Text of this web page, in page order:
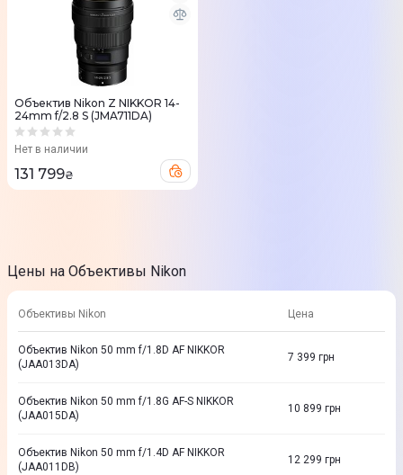
Объектив Nikon Z NIKKOR 14-
24mm f/2.8 S (JMA711DA)
Нет в наличии
131 799₴
Цены на Объективы Nikon
Объективы Nikon Цена
Объектив Nikon 50 mm f/1.8D AF NIKKOR
(JAA013DA)
7 399 грн
Объектив Nikon 50 mm f/1.8G AF-S NIKKOR
(JAA015DA)
10 899 грн
Объектив Nikon 50 mm f/1.4D AF NIKKOR
(JAA011DB)
12 299 грн